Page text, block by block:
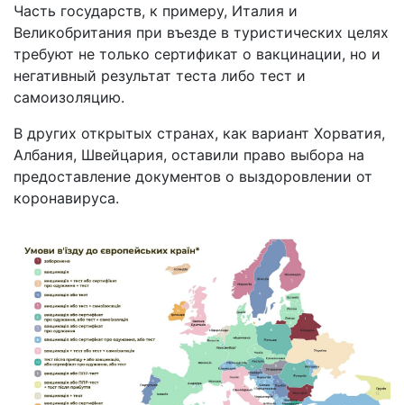
Часть государств, к примеру, Италия и
Великобритания при въезде в туристических целях
требуют не только сертификат о вакцинации, но и
негативный результат теста либо тест и
самоизоляцию.
В других открытых странах, как вариант Хорватия,
Албания, Швейцария, оставили право выбора на
предоставление документов о выздоровлении от
коронавируса.